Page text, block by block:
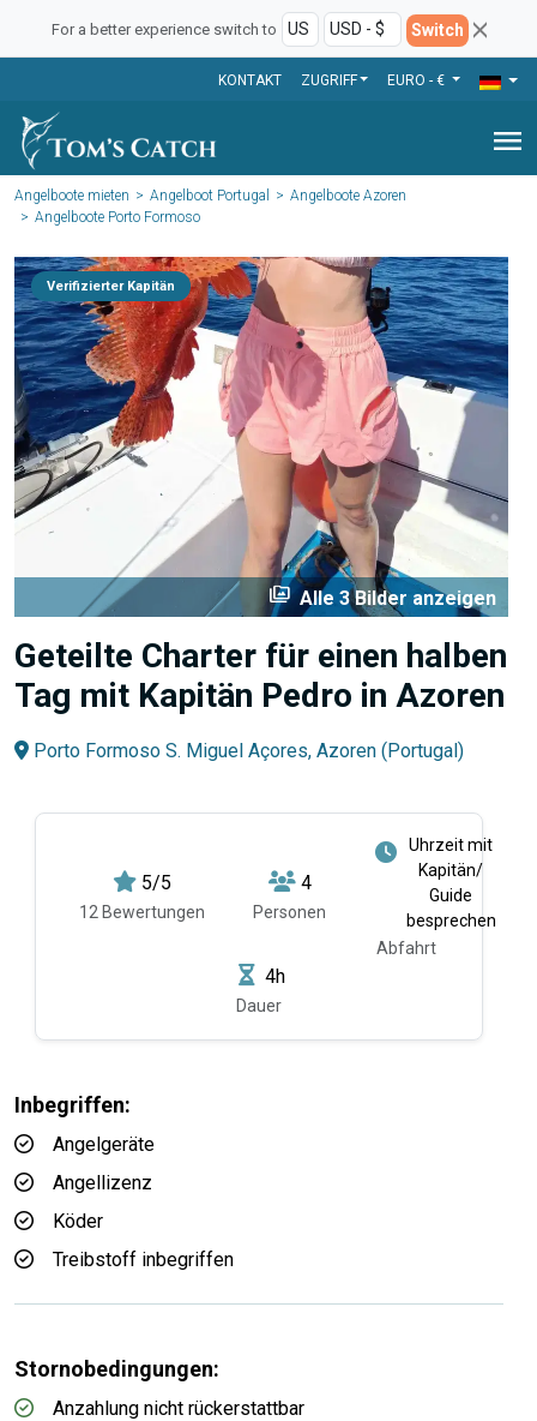
For a better experience switch to Switch
KONTAKT ZUGRIFF EURO - €
menu
Angelboote mieten Angelboot Portugal
Angelboote Azoren
Angelboote Porto Formoso
Verifizierter Kapitän
perm_media Alle 3 Bilder anzeigen
Geteilte Charter für einen halben
Tag mit Kapitän Pedro in Azoren
Porto Formoso S. Miguel Açores, Azoren (Portugal)
5/5
12 Bewertungen
4
Personen
Uhrzeit mit
Kapitän/
Guide
besprechen
Abfahrt
4h
Dauer
Inbegriffen:
Angelgeräte
Angellizenz
Köder
Treibstoff inbegriffen
Stornobedingungen:
Anzahlung nicht rückerstattbar